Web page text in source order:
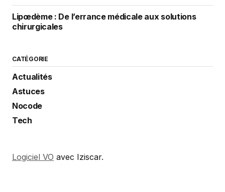
Lipœdème : De l’errance médicale aux solutions
chirurgicales
CATÉGORIE
Actualités
Astuces
Nocode
Tech
Logiciel VO avec Iziscar.